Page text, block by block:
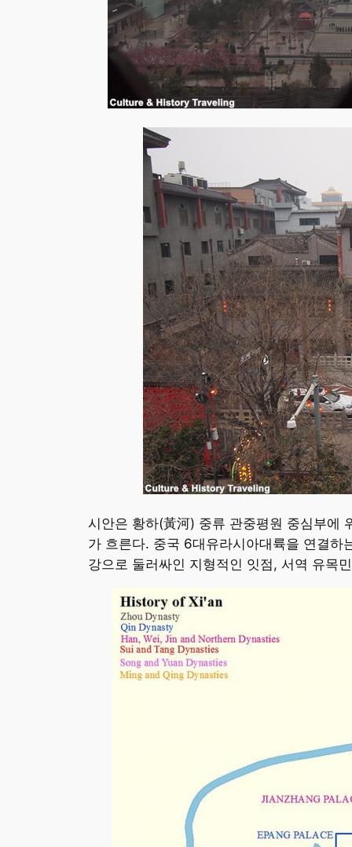
시안은 황하(黃河) 중류 관중평원 중심부에
가 흐른다. 중국 6대유라시아대륙을 연결하
강으로 둘러싸인 지형적인 잇점, 서역 유목